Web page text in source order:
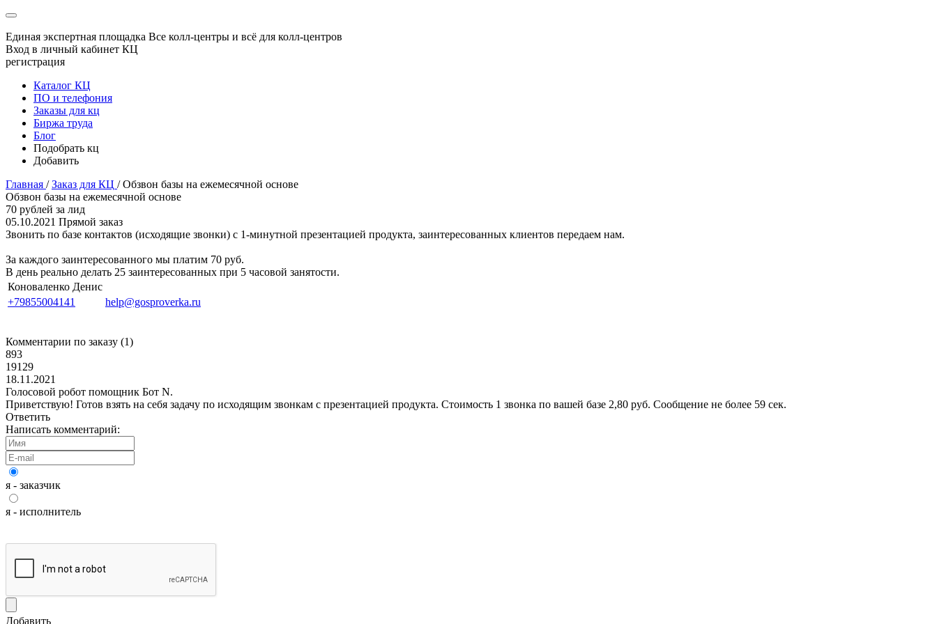
Единая экспертная площадка Все колл-центры и всё для колл-центров
Вход в личный кабинет КЦ
регистрация
Каталог КЦ
ПО и телефония
Заказы для кц
Биржа труда
Блог
Подобрать кц
Добавить
Главная / Заказ для КЦ / Обзвон базы на ежемесячной основе
Обзвон базы на ежемесячной основе
70 рублей за лид
05.10.2021 Прямой заказ
Звонить по базе контактов (исходящие звонки) с 1-минутной презентацией продукта, заинтересованных клиентов передаем нам.
За каждого заинтересованного мы платим 70 руб.
В день реально делать 25 заинтересованных при 5 часовой занятости.
Коноваленко Денис
+79855004141
help@gosproverka.ru
Комментарии по заказу (1)
893
19129
18.11.2021
Голосовой робот помощник Бот N.
Приветствую! Готов взять на себя задачу по исходящим звонкам с презентацией продукта. Стоимость 1 звонка по вашей базе 2,80 руб. Сообщение не более 59 сек.
Ответить
Написать комментарий:
я - заказчик
я - исполнитель
Добавить